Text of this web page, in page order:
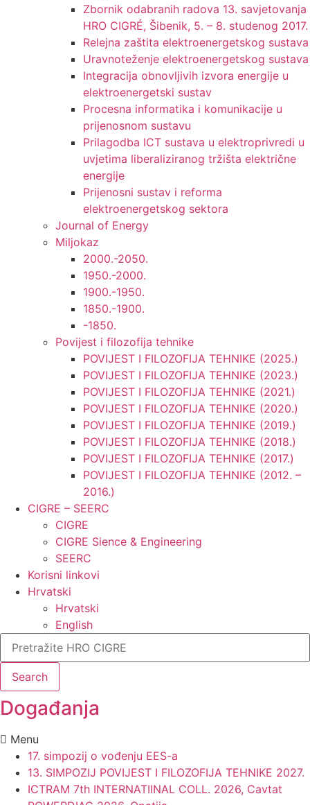
Zbornik odabranih radova 13. savjetovanja
HRO CIGRÉ, Šibenik, 5. – 8. studenog 2017.
Relejna zaštita elektroenergetskog sustava
Uravnoteženje elektroenergetskog sustava
Integracija obnovljivih izvora energije u
elektroenergetski sustav
Procesna informatika i komunikacije u
prijenosnom sustavu
Prilagodba ICT sustava u elektroprivredi u
uvjetima liberaliziranog tržišta električne
energije
Prijenosni sustav i reforma
elektroenergetskog sektora
Journal of Energy
Miljokaz
2000.-2050.
1950.-2000.
1900.-1950.
1850.-1900.
-1850.
Povijest i filozofija tehnike
POVIJEST I FILOZOFIJA TEHNIKE (2025.)
POVIJEST I FILOZOFIJA TEHNIKE (2023.)
POVIJEST I FILOZOFIJA TEHNIKE (2021.)
POVIJEST I FILOZOFIJA TEHNIKE (2020.)
POVIJEST I FILOZOFIJA TEHNIKE (2019.)
POVIJEST I FILOZOFIJA TEHNIKE (2018.)
POVIJEST I FILOZOFIJA TEHNIKE (2017.)
POVIJEST I FILOZOFIJA TEHNIKE (2012. –
2016.)
CIGRE – SEERC
CIGRE
CIGRE Sience & Engineering
SEERC
Korisni linkovi
Hrvatski
Hrvatski
English
Search
Događanja​
Menu
17. simpozij o vođenju EES-a
13. SIMPOZIJ POVIJEST I FILOZOFIJA TEHNIKE 2027.
ICTRAM 7th INTERNATIINAL COLL. 2026, Cavtat